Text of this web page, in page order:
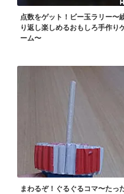
点数をゲット！ビー玉ラリー〜
り返し楽しめるおもしろ手作り
ーム〜
まわるぞ！ぐるぐるコマ〜たっ